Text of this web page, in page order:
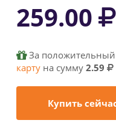
259.00
За положительный
карту на сумму 2.59
Купить